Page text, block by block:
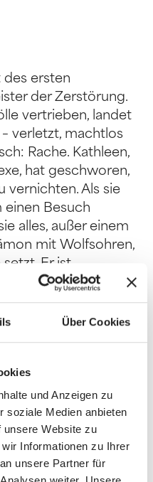
Über Cookies
und Anzeigen zu
soziale Medien anbieten
unsere Website zu
Informationen zu Ihrer
unsere Partner für
des ersten
der Zerstörung.
vertrieben, landet
verletzt, machtlos
Rache. Kathleen,
hat geschworen,
vernichten. Als sie
einen Besuch
alles, außer einem
mit Wolfsohren,
Er ist
Und plötzlich ihre
retten. Je länger
steht, desto
seine wahre Macht
in seine
gelingen, ihm zu
retten? Oder sind